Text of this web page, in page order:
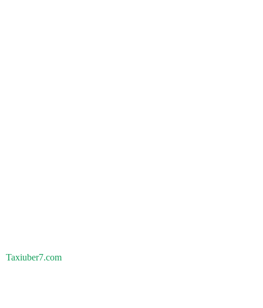
Taxiuber7.com